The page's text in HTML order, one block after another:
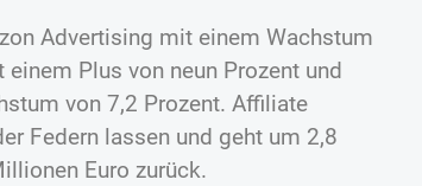
Advertising mit einem Wachstum
Plus von neun Prozent und
von 7,2 Prozent. Affiliate
Federn lassen und geht um 2,8
Euro zurück.